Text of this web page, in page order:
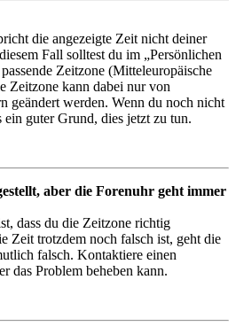
die angezeigte Zeit nicht deiner
Fall solltest du im „Persönlichen
Zeitzone (Mitteleuropäische
Zeitzone kann dabei nur von
geändert werden. Wenn du noch nicht
ein guter Grund, dies jetzt zu tun.
aber die Forenuhr geht immer
dass du die Zeitzone richtig
Zeit trotzdem noch falsch ist, geht die
falsch. Kontaktiere einen
das Problem beheben kann.